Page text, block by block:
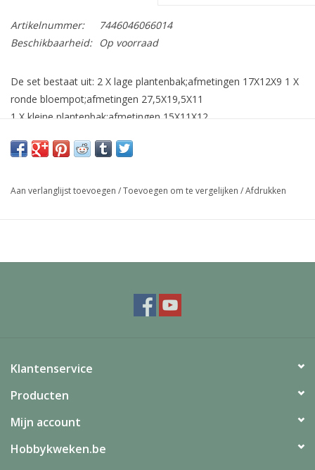
Artikelnummer:
7446046066014
Beschikbaarheid:
Op voorraad
De set bestaat uit: 2 X lage plantenbak;afmetingen 17X12X9 1 X
ronde bloempot;afmetingen 27,5X19,5X11
1 X kleine plantenbak;afmetingen 15X11X12
1 X hoge bloempot;afmetingen 21,5X15X23,5
1 X ovale plantenbak;afmetingen 32X11,5X11
Aan verlanglijst toevoegen /Toevoegen om te vergelijken /Afdrukken
Klantenservice
Producten
Mijn account
Hobbykweken.be